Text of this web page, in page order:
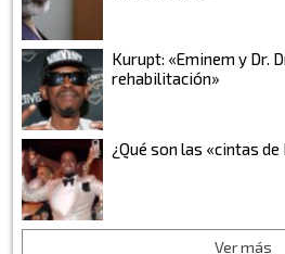
Kurupt: «Eminem y Dr.
rehabilitación»
¿Qué son las «cintas de
Ver más